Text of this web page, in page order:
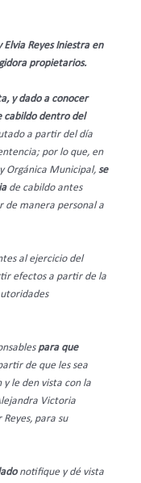
Reyes Iniestra en
propietarios.
y dado a conocer
cabildo dentro del
a partir del día
por lo que, en
Orgánica Municipal, se
de cabildo antes
de manera personal a
al ejercicio del
efectos a partir de la
para que
de que les sea
le den vista con la
Victoria
para su
notifique y dé vista